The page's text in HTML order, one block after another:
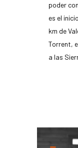
poder
es el
km de
Torrent,
a las